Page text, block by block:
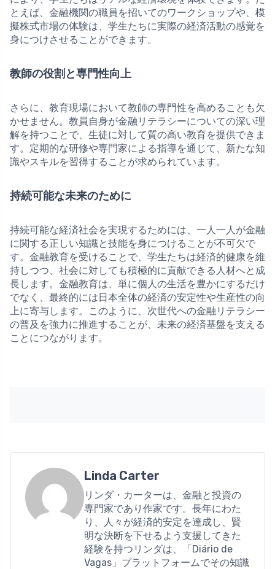
とえば、金融機関の職員を招いてのワークショップや、模
擬株式市場の体験は、学生たちに実際の経済活動の感覚を
身につけさせることができます。
教師の役割と専門性向上
さらに、教育現場において教師の専門性を高めることも欠
かせません。教員自身が金融リテラシーについての深い理
解を持つことで、生徒に対して質の高い教育を提供できま
す。定期的な研修や専門家による指導を通じて、新たな知
識やスキルを習得することが求められています。
持続可能な未来のために
持続可能な経済社会を実現するためには、一人一人が金融
に関する正しい知識と技能を身につけることが不可欠で
す。金融教育を受けることで、学生たちは経済的健康を維
持しつつ、社会に対しても積極的に貢献できる人材へと成
長します。金融教育は、単に個人の生活を豊かにするだけ
でなく、最終的には日本全体の経済の安定性や生産性の向
上に寄与します。このように、次世代への金融リテラシー
の普及を強力に推進することが、未来の経済基盤を支える
ことにつながります。
Linda Carter
リンダ・カーターは、金融と投資の
専門家であり作家です。長年にわた
り、人々が経済的安定を達成し、賢
明な決断を下せるよう支援してきた
経験を持つリンダは、「Diário de
Vagas」プラットフォームでその知識